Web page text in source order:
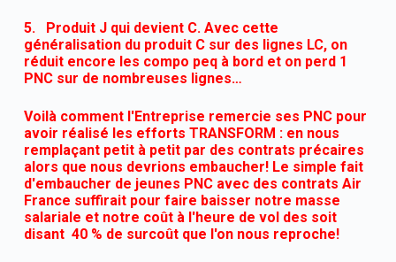
5. Produit J qui devient C. Avec cette
généralisation du produit C sur des lignes LC, on
réduit encore les compo peq à bord et on perd 1
PNC sur de nombreuses lignes…
Voilà comment l'Entreprise remercie ses PNC pour
avoir réalisé les efforts TRANSFORM : en nous
remplaçant petit à petit par des contrats précaires
alors que nous devrions embaucher! Le simple fait
d'embaucher de jeunes PNC avec des contrats Air
France suffirait pour faire baisser notre masse
salariale et notre coût à l'heure de vol des soit
disant 40 % de surcoût que l'on nous reproche!